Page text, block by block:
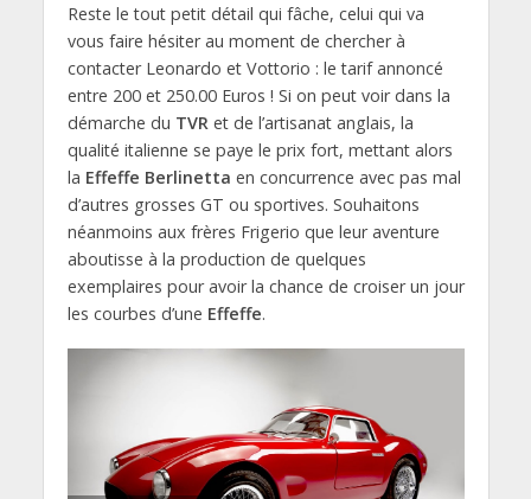
Reste le tout petit détail qui fâche, celui qui va
vous faire hésiter au moment de chercher à
contacter Leonardo et Vottorio : le tarif annoncé
entre 200 et 250.00 Euros ! Si on peut voir dans la
démarche du TVR et de l’artisanat anglais, la
qualité italienne se paye le prix fort, mettant alors
la Effeffe Berlinetta en concurrence avec pas mal
d’autres grosses GT ou sportives. Souhaitons
néanmoins aux frères Frigerio que leur aventure
aboutisse à la production de quelques
exemplaires pour avoir la chance de croiser un jour
les courbes d’une Effeffe.